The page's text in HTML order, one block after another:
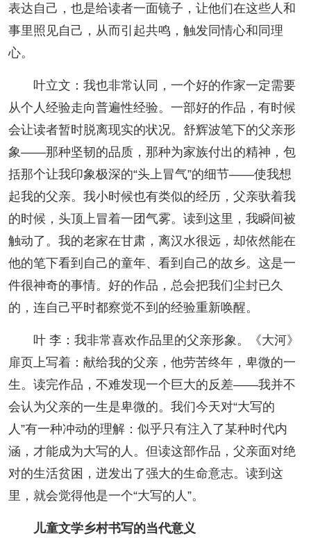
表达自己，也是给读者一面镜子，让他们在这些人和
事里照见自己，从而引起共鸣，触发同情心和同理
心。
叶立文：我也非常认同，一个好的作家一定需要
从个人经验走向普遍性经验。一部好的作品，有时候
会让读者暂时脱离现实的状况。舒辉波笔下的父亲形
象——那种坚韧的品质，那种为家族付出的精神，包
括那个让我印象极深的“头上冒气”的细节——使我想
起我的父亲。我小时候也有类似的经历，父亲驮着我
的时候，头顶上冒着一团气雾。读到这里，我瞬间被
触动了。我的老家在甘肃，离汉水很远，却依然能在
他的笔下看到自己的童年、看到自己的故乡。这是一
件很神奇的事情。好的作品，总会把我们尘封已久
的，连自己平时都察觉不到的经验重新唤醒。
叶 李：我非常喜欢作品里的父亲形象。《大河》
扉页上写着：献给我的父亲，他劳苦终年，卑微的一
生。读完作品，不难发现一个巨大的反差——我并不
会认为父亲的一生是卑微的。我们今天对“大写的
人”有一种冲动的理解：似乎只有注入了某种时代内
涵，才能成为大写的人。但读这部作品，父亲面对绝
对的生活贫困，迸发出了强大的生命意志。读到这
里，就会觉得他是一个“大写的人”。
儿童文学乡村书写的当代意义